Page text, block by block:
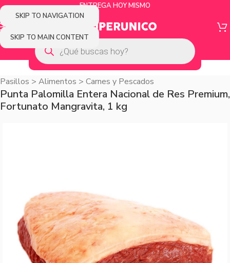
SKIP TO NAVIGATION
SKIP TO MAIN CONTENT
ENTREGA HOY MISMO
Pasillos > Alimentos > Carnes y Pescados
Punta Palomilla Entera Nacional de Res Premium,
Fortunato Mangravita, 1 kg